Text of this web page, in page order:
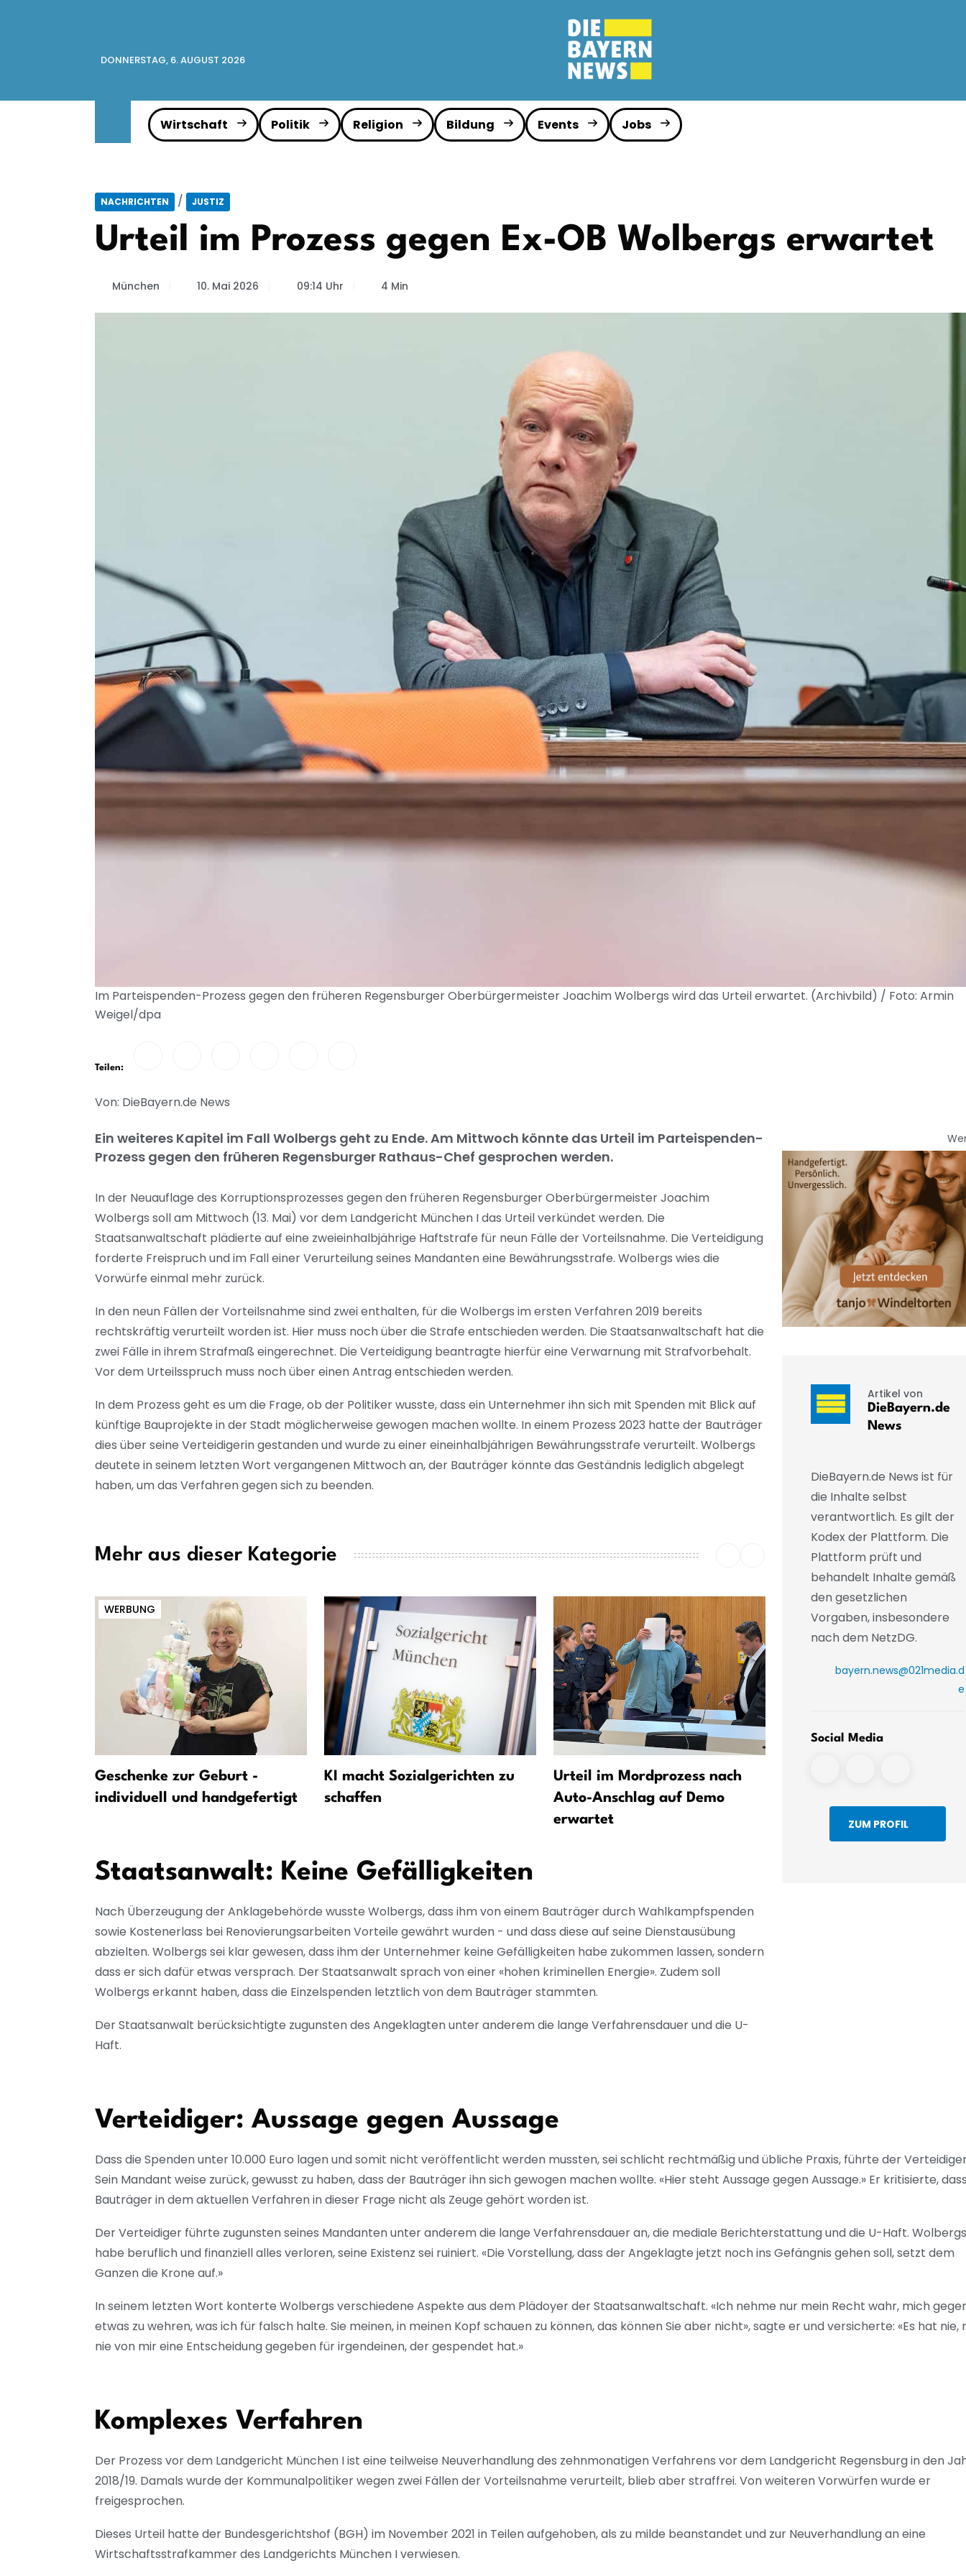
DONNERSTAG, 6. AUGUST 2026
Wirtschaft Politik Religion Bildung Events Jobs
NACHRICHTEN / JUSTIZ
Urteil im Prozess gegen Ex-OB Wolbergs erwartet
München 10. Mai 2026 09:14 Uhr 4 Min
Im Parteispenden-Prozess gegen den früheren Regensburger Oberbürgermeister Joachim Wolbergs wird das Urteil erwartet. (Archivbild) / Foto: Armin
Weigel/dpa
Teilen:
Von: DieBayern.de News
Ein weiteres Kapitel im Fall Wolbergs geht zu Ende. Am Mittwoch könnte das Urteil im Parteispenden-
Prozess gegen den früheren Regensburger Rathaus-Chef gesprochen werden.
In der Neuauflage des Korruptionsprozesses gegen den früheren Regensburger Oberbürgermeister Joachim
Wolbergs soll am Mittwoch (13. Mai) vor dem Landgericht München I das Urteil verkündet werden. Die
Staatsanwaltschaft plädierte auf eine zweieinhalbjährige Haftstrafe für neun Fälle der Vorteilsnahme. Die Verteidigung
forderte Freispruch und im Fall einer Verurteilung seines Mandanten eine Bewährungsstrafe. Wolbergs wies die
Vorwürfe einmal mehr zurück.
In den neun Fällen der Vorteilsnahme sind zwei enthalten, für die Wolbergs im ersten Verfahren 2019 bereits
rechtskräftig verurteilt worden ist. Hier muss noch über die Strafe entschieden werden. Die Staatsanwaltschaft hat die
zwei Fälle in ihrem Strafmaß eingerechnet. Die Verteidigung beantragte hierfür eine Verwarnung mit Strafvorbehalt.
Vor dem Urteilsspruch muss noch über einen Antrag entschieden werden.
In dem Prozess geht es um die Frage, ob der Politiker wusste, dass ein Unternehmer ihn sich mit Spenden mit Blick auf
künftige Bauprojekte in der Stadt möglicherweise gewogen machen wollte. In einem Prozess 2023 hatte der Bauträger
dies über seine Verteidigerin gestanden und wurde zu einer eineinhalbjährigen Bewährungsstrafe verurteilt. Wolbergs
deutete in seinem letzten Wort vergangenen Mittwoch an, der Bauträger könnte das Geständnis lediglich abgelegt
haben, um das Verfahren gegen sich zu beenden.
Mehr aus dieser Kategorie
WERBUNG
Geschenke zur Geburt -
individuell und handgefertigt
KI macht Sozialgerichten zu
schaffen
Urteil im Mordprozess nach
Auto-Anschlag auf Demo
erwartet
Staatsanwalt: Keine Gefälligkeiten
Nach Überzeugung der Anklagebehörde wusste Wolbergs, dass ihm von einem Bauträger durch Wahlkampfspenden
sowie Kostenerlass bei Renovierungsarbeiten Vorteile gewährt wurden - und dass diese auf seine Dienstausübung
abzielten. Wolbergs sei klar gewesen, dass ihm der Unternehmer keine Gefälligkeiten habe zukommen lassen, sondern
dass er sich dafür etwas versprach. Der Staatsanwalt sprach von einer «hohen kriminellen Energie». Zudem soll
Wolbergs erkannt haben, dass die Einzelspenden letztlich von dem Bauträger stammten.
Der Staatsanwalt berücksichtigte zugunsten des Angeklagten unter anderem die lange Verfahrensdauer und die U-
Haft.
Artikel von
DieBayern.de
News
DieBayern.de News ist für
die Inhalte selbst
verantwortlich. Es gilt der
Kodex der Plattform. Die
Plattform prüft und
behandelt Inhalte gemäß
den gesetzlichen
Vorgaben, insbesondere
nach dem NetzDG.
bayern.news@021media.d
e
Social Media
ZUM PROFIL
Verteidiger: Aussage gegen Aussage
Dass die Spenden unter 10.000 Euro lagen und somit nicht veröffentlicht werden mussten, sei schlicht rechtmäßig und übliche Praxis, führte der
Sein Mandant weise zurück, gewusst zu haben, dass der Bauträger ihn sich gewogen machen wollte. «Hier steht Aussage gegen Aussage.» Er kritisierte,
Bauträger in dem aktuellen Verfahren in dieser Frage nicht als Zeuge gehört worden ist.
Der Verteidiger führte zugunsten seines Mandanten unter anderem die lange Verfahrensdauer an, die mediale Berichterstattung und die U-Haft. Wolbergs
habe beruflich und finanziell alles verloren, seine Existenz sei ruiniert. «Die Vorstellung, dass der Angeklagte jetzt noch ins Gefängnis gehen soll, setzt dem
Ganzen die Krone auf.»
In seinem letzten Wort konterte Wolbergs verschiedene Aspekte aus dem Plädoyer der Staatsanwaltschaft. «Ich nehme nur mein Recht wahr, mich
etwas zu wehren, was ich für falsch halte. Sie meinen, in meinen Kopf schauen zu können, das können Sie aber nicht», sagte er und versicherte: «Es hat nie,
nie von mir eine Entscheidung gegeben für irgendeinen, der gespendet hat.»
Komplexes Verfahren
Der Prozess vor dem Landgericht München I ist eine teilweise Neuverhandlung des zehnmonatigen Verfahrens vor dem Landgericht Regensburg in den
2018/19. Damals wurde der Kommunalpolitiker wegen zwei Fällen der Vorteilsnahme verurteilt, blieb aber straffrei. Von weiteren Vorwürfen wurde er
freigesprochen.
Dieses Urteil hatte der Bundesgerichtshof (BGH) im November 2021 in Teilen aufgehoben, als zu milde beanstandet und zur Neuverhandlung an eine
Wirtschaftsstrafkammer des Landgerichts München I verwiesen.